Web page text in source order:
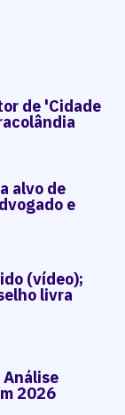
de 'Cidade
alvo de
e
(vídeo);
livra
Análise
2026